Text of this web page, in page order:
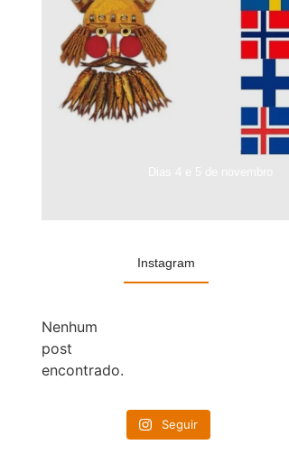
Instagram
Nenhum
post
encontrado.
Seguir